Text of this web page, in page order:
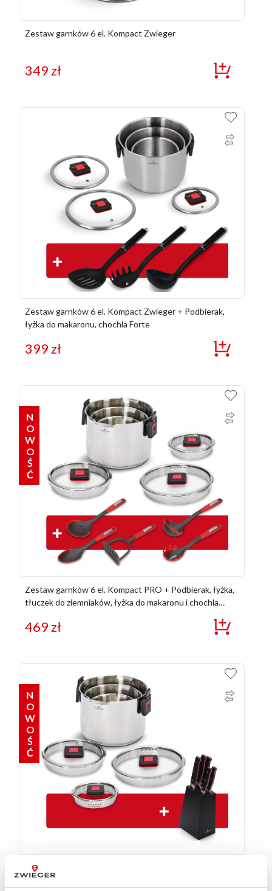
Zestaw garnków 6 el. Kompact Zwieger
349zł
Zestaw garnków 6 el. Kompact Zwieger + Podbierak,
łyżka do makaronu, chochla Forte
399zł
NOWOŚĆ
Zestaw garnków 6 el. Kompact PRO + Podbierak, łyżka,
tłuczek do ziemniaków, łyżka do makaronu i chochla
469zł
NOWOŚĆ
Zestaw garnków 6 el. Kompact PRO + Blok z zestawem
5 noży Klassiker Zwieger